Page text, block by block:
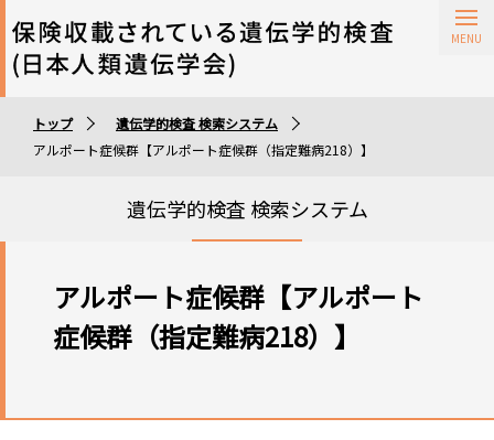
保険収載されている遺伝学的検査
遺伝学的検査実施施設
トップ
遺伝学的検査 検索システム
アルポート症候群【アルポート症候群（指定難病218）】
遺伝学的検査 検索システム
アルポート症候群【アルポート
症候群（指定難病218）】